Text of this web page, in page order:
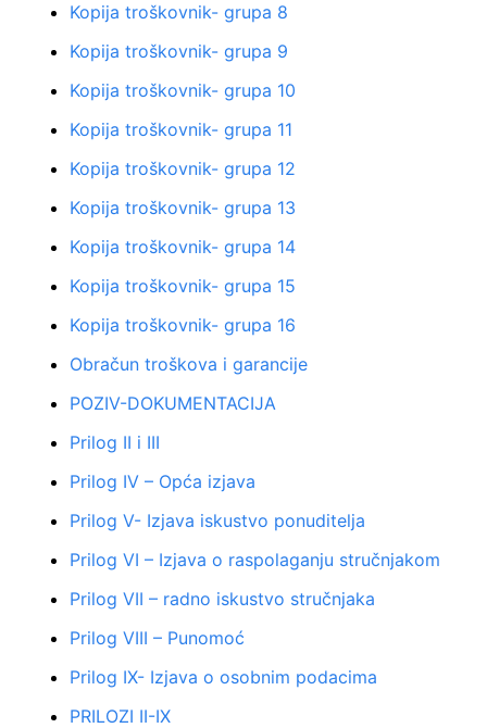
Kopija troškovnik- grupa 8
Kopija troškovnik- grupa 9
Kopija troškovnik- grupa 10
Kopija troškovnik- grupa 11
Kopija troškovnik- grupa 12
Kopija troškovnik- grupa 13
Kopija troškovnik- grupa 14
Kopija troškovnik- grupa 15
Kopija troškovnik- grupa 16
Obračun troškova i garancije
POZIV-DOKUMENTACIJA
Prilog II i III
Prilog IV – Opća izjava
Prilog V- Izjava iskustvo ponuditelja
Prilog VI – Izjava o raspolaganju stručnjakom
Prilog VII – radno iskustvo stručnjaka
Prilog VIII – Punomoć
Prilog IX- Izjava o osobnim podacima
PRILOZI II-IX